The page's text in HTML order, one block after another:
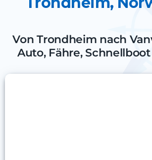
Von Trondheim nach
Auto, Fähre,